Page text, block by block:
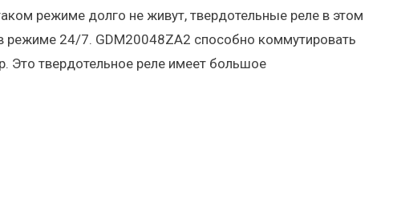
режиме долго не живут, твердотельные реле в этом
режиме 24/7. GDM20048ZA2 способно коммутировать
Это твердотельное реле имеет большое